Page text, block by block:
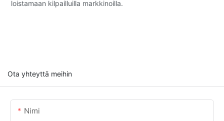
loistamaan kilpailluilla markkinoilla.
Ota yhteyttä meihin
Nimi